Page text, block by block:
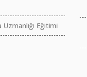
Uzmanlığı Eğitimi